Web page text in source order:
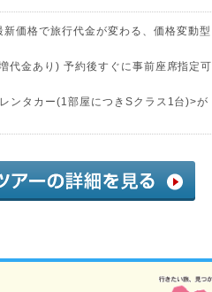
価格で旅行代金が変わる、価格変動型
代金あり) 予約後すぐに事前座席指定可
ンタカー(1部屋につきSクラス1台)>が